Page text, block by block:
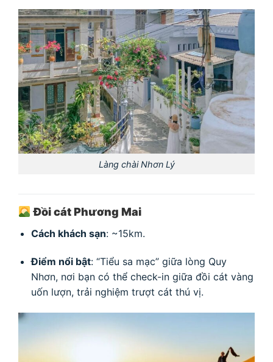
Làng chài Nhơn Lý
Đồi cát Phương Mai
Cách khách sạn: ~15km.
Điểm nổi bật: “Tiểu sa mạc” giữa lòng Quy
Nhơn, nơi bạn có thể check-in giữa đồi cát vàng
uốn lượn, trải nghiệm trượt cát thú vị.